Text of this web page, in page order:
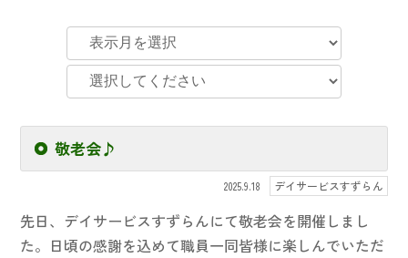
敬老会♪
2025.9.18 デイサービスすずらん
先日、デイサービスすずらんにて敬老会を開催しまし
た。日頃の感謝を込めて職員一同皆様に楽しんでいただ